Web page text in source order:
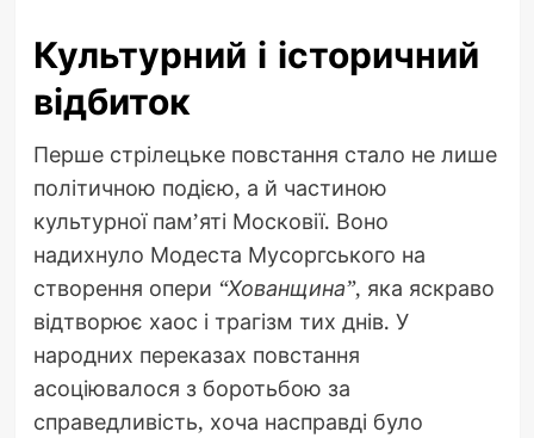
Культурний і історичний
відбиток
Перше стрілецьке повстання стало не лише
політичною подією, а й частиною
культурної пам’яті Московії. Воно
надихнуло Модеста Мусоргського на
створення опери “Хованщина”, яка яскраво
відтворює хаос і трагізм тих днів. У
народних переказах повстання
асоціювалося з боротьбою за
справедливість, хоча насправді було